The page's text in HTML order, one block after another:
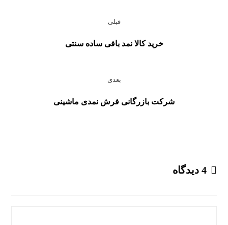
قبلی
خرید کالا نمد بافی ساده سنتی
بعدی
شرکت بازرگانی فرش نمدی ماشینی
4 دیدگاه